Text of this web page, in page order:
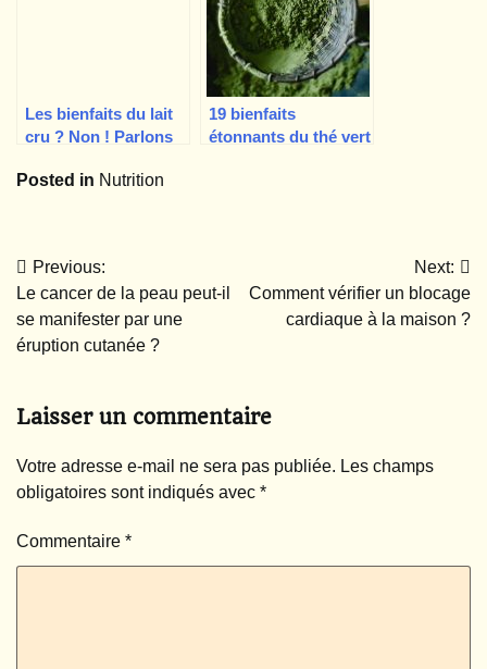
Les bienfaits du lait
cru ? Non ! Parlons
fausses et de risques
19 bienfaits
étonnants du thé vert
Posted in Nutrition
Navigation
de
l’article
Previous:
Le cancer de la peau peut-il
se manifester par une
éruption cutanée ?
Next:
Comment vérifier un blocage
cardiaque à la maison ?
Laisser un commentaire
Votre adresse e-mail ne sera pas publiée. Les champs
obligatoires sont indiqués avec *
Commentaire *